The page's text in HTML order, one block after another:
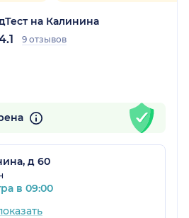
на Калинина
9 отзывов
д 60
в 09:00